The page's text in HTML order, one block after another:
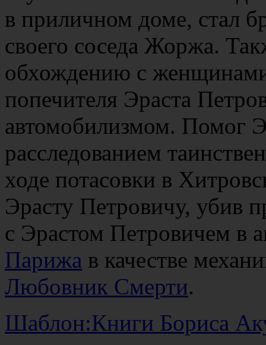
в приличном доме, стал
своего соседа Жоржа.
обхождению с
попечителя Эраста
автомобилизмом. Помог
расследованием
ходе потасовки в
Эрасту Петровичу, убив
с Эрастом Петровичем в
Парижа в качестве
Любовник Смерти.
Шаблон:Книги Бориса